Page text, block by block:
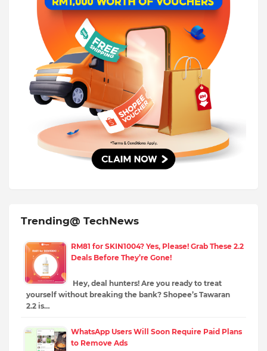
Trending@ TechNews
RM81 for SKIN1004? Yes, Please! Grab These 2.2
Deals Before They’re Gone!
Hey, deal hunters! Are you ready to treat
yourself without breaking the bank? Shopee’s Tawaran
2.2 is…
WhatsApp Users Will Soon Require Paid Plans
to Remove Ads